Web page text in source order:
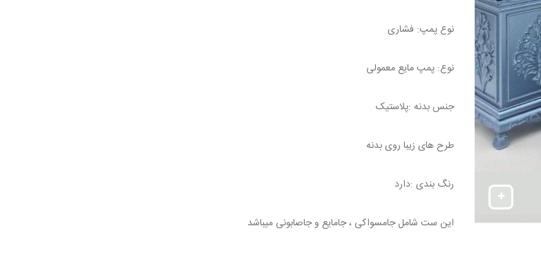
نوع پمپ: فشاری
نوع: پمپ مایع معمولی
جنس بدنه :پلاستیک
طرح های زیبا روی بدنه
رنگ بندی :دارد
این ست شامل جامسواکی ، جامایع و جاصابونی میباشد